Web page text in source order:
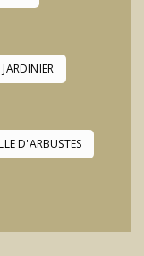
JARDINIER
D'ARBUSTES